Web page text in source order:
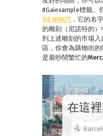
#Gaiexample標籤。
DE NINOT ，它的名
的雕刻（尼諾特的
到上述雕刻的市場
區，你會為購物街
是最吵鬧繁忙的
在這